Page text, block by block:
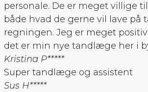
personale. De er meget villige
både hvad de gerne vil lave på
regningen. Jeg er meget
det er min nye tandlæge her i
Kristina P*****
Super tandlæge og assistent
Sus H*****